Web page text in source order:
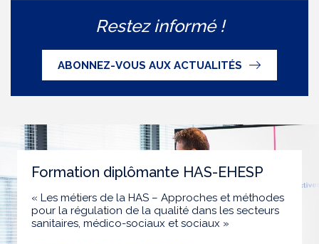
Restez informé !
ABONNEZ-VOUS AUX ACTUALITÉS
Formation diplômante HAS-EHESP
« Les métiers de la HAS – Approches et méthodes
pour la régulation de la qualité dans les secteurs
sanitaires, médico-sociaux et sociaux »